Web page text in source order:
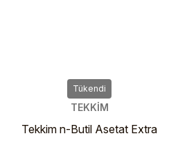
Tükendi
TEKKİM
Tekkim n-Butil Asetat Extra